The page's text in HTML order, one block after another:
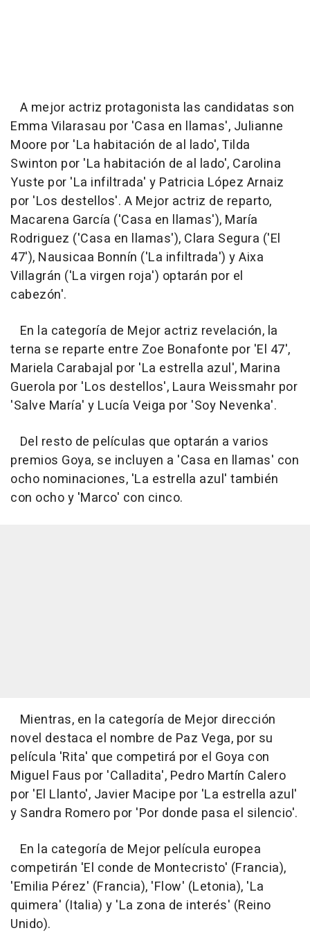
A mejor actriz protagonista las candidatas son
Emma Vilarasau por 'Casa en llamas', Julianne
Moore por 'La habitación de al lado', Tilda
Swinton por 'La habitación de al lado', Carolina
Yuste por 'La infiltrada' y Patricia López Arnaiz
por 'Los destellos'. A Mejor actriz de reparto,
Macarena García ('Casa en llamas'), María
Rodriguez ('Casa en llamas'), Clara Segura ('El
47'), Nausicaa Bonnín ('La infiltrada') y Aixa
Villagrán ('La virgen roja') optarán por el
cabezón'.
En la categoría de Mejor actriz revelación, la
terna se reparte entre Zoe Bonafonte por 'El 47',
Mariela Carabajal por 'La estrella azul', Marina
Guerola por 'Los destellos', Laura Weissmahr por
'Salve María' y Lucía Veiga por 'Soy Nevenka'.
Del resto de películas que optarán a varios
premios Goya, se incluyen a 'Casa en llamas' con
ocho nominaciones, 'La estrella azul' también
con ocho y 'Marco' con cinco.
Mientras, en la categoría de Mejor dirección
novel destaca el nombre de Paz Vega, por su
película 'Rita' que competirá por el Goya con
Miguel Faus por 'Calladita', Pedro Martín Calero
por 'El Llanto', Javier Macipe por 'La estrella azul'
y Sandra Romero por 'Por donde pasa el silencio'.
En la categoría de Mejor película europea
competirán 'El conde de Montecristo' (Francia),
'Emilia Pérez' (Francia), 'Flow' (Letonia), 'La
quimera' (Italia) y 'La zona de interés' (Reino
Unido).